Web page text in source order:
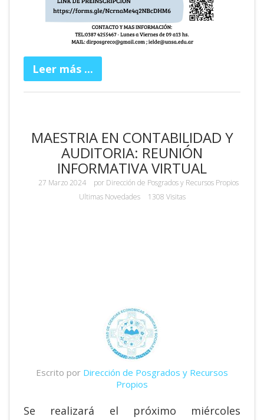
Leer más ...
MAESTRIA EN CONTABILIDAD Y
AUDITORIA: REUNIÓN
INFORMATIVA VIRTUAL
27 Marzo 2024 por Dirección de Posgrados y Recursos Propios
Ultimas Novedades
1308 Visitas
Escrito por Dirección de Posgrados y Recursos
Propios
Se realizará el próximo miércoles